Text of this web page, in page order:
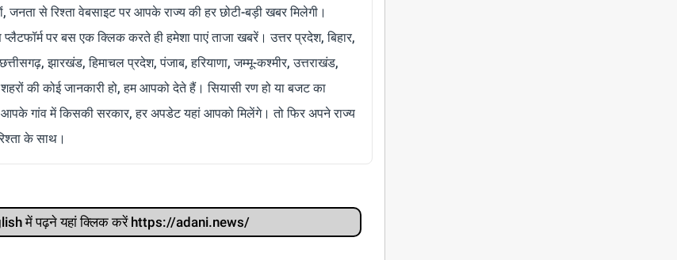
से रिश्ता वेबसाइट पर आपके राज्य की हर छोटी-बड़ी खबर मिलेगी।
पर बस एक क्लिक करते ही हमेशा पाएं ताजा खबरें। उत्तर प्रदेश, बिहार,
झारखंड, हिमाचल प्रदेश, पंजाब, हरियाणा, जम्मू-कश्मीर, उत्तराखंड,
की कोई जानकारी हो, हम आपको देते हैं। सियासी रण हो या बजट का
आपके गांव में किसकी सरकार, हर अपडेट यहां आपको मिलेंगे। तो फिर अपने राज्य
के साथ।
में पढ़ने यहां क्लिक करें https://adani.news/